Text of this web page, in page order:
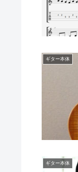
ギター本体
ギター本体